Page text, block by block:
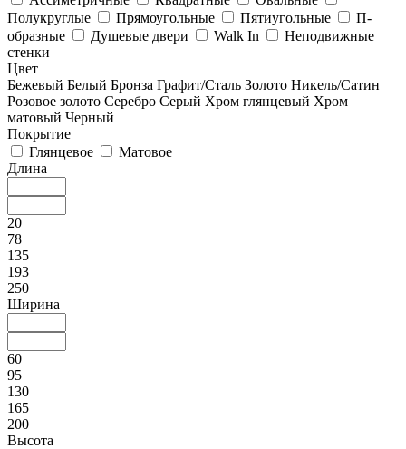
Полукруглые
Прямоугольные Пятиугольные
П-
образные
Душевые двери Walk In
Неподвижные
стенки
Цвет
Бежевый Белый Бронза Графит/Сталь Золото Никель/Сатин
Розовое золото Серебро Серый Хром глянцевый Хром
матовый Черный
Покрытие
Глянцевое
Матовое
Длина
20
78
135
193
250
Ширина
60
95
130
165
200
Высота